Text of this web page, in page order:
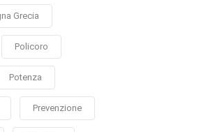
Grecia
Policoro
Potenza
Prevenzione